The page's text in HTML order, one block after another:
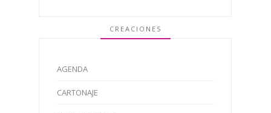
CREACIONES
AGENDA
CARTONAJE